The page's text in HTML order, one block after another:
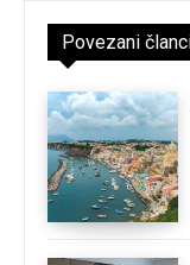
Povezani